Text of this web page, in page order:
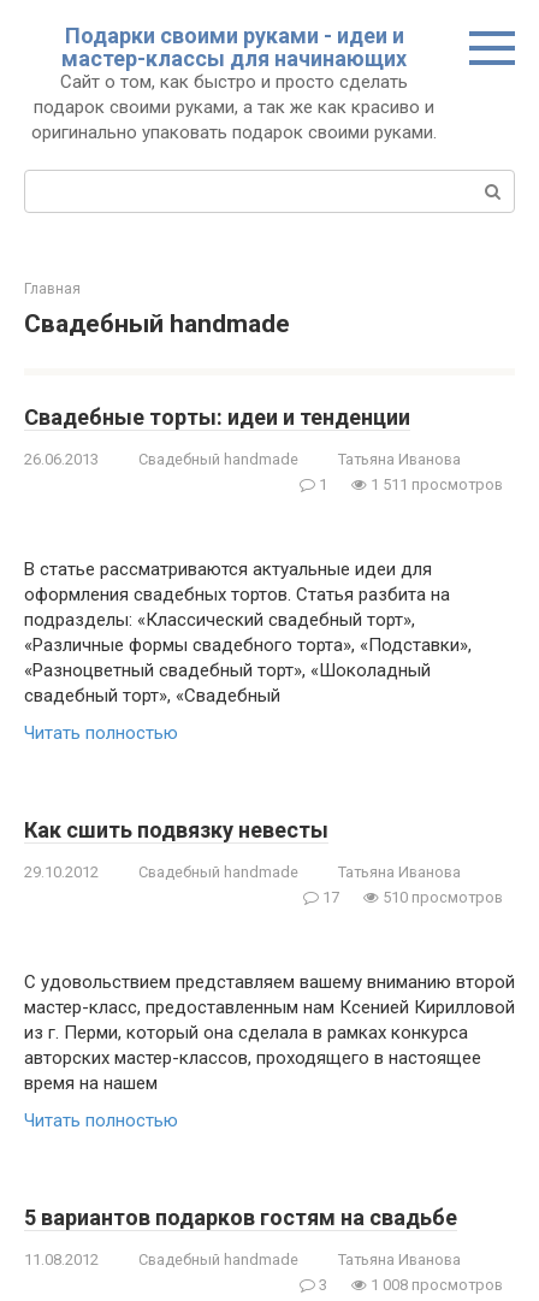
контенту
Подарки своими руками - идеи и
мастер-классы для начинающих
Сайт о том, как быстро и просто сделать
подарок своими руками, а так же как красиво и
оригинально упаковать подарок своими руками.
Поиск:
Главная
Свадебный handmade
Свадебные торты: идеи и тенденции
26.06.2013 Свадебный handmade
Татьяна Иванова
1
1 511 просмотров
В статье рассматриваются актуальные идеи для
оформления свадебных тортов. Статья разбита на
подразделы: «Классический свадебный торт»,
«Различные формы свадебного торта», «Подставки»,
«Разноцветный свадебный торт», «Шоколадный
свадебный торт», «Свадебный
Читать полностью
Как сшить подвязку невесты
29.10.2012 Свадебный handmade
Татьяна Иванова
17
510 просмотров
С удовольствием представляем вашему вниманию второй
мастер-класс, предоставленным нам Ксенией Кирилловой
из г. Перми, который она сделала в рамках конкурса
авторских мастер-классов, проходящего в настоящее
время на нашем
Читать полностью
5 вариантов подарков гостям на свадьбе
11.08.2012 Свадебный handmade
Татьяна Иванова
3
1 008 просмотров